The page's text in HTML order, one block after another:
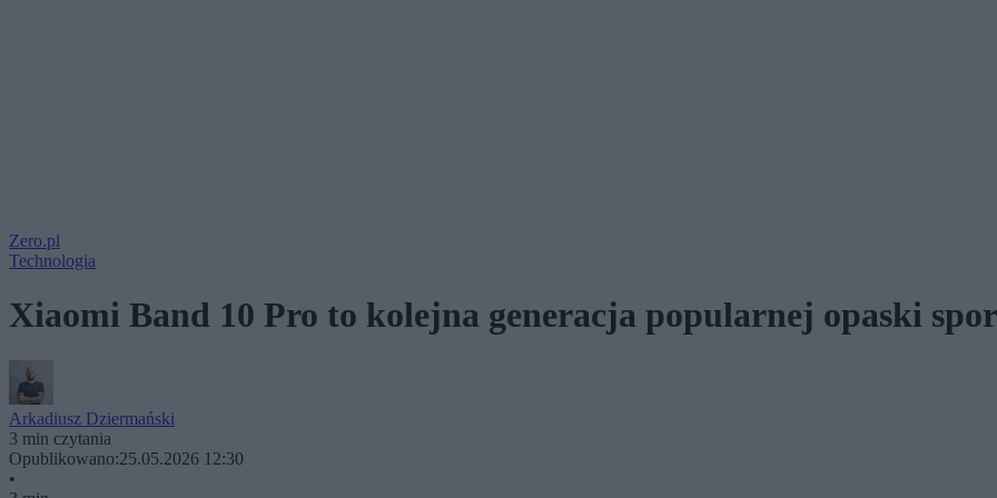
Zero.pl
Technologia
Xiaomi Band 10 Pro to kolejna generacja popularnej opaski
Arkadiusz Dziermański
3 min czytania
Opublikowano:25.05.2026 12:30
•